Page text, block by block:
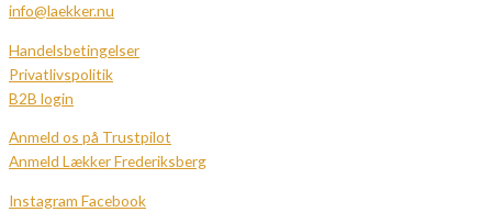
info@laekker.nu
Handelsbetingelser
Privatlivspolitik
B2B login
Anmeld os på Trustpilot
Anmeld Lækker Frederiksberg
Instagram Facebook